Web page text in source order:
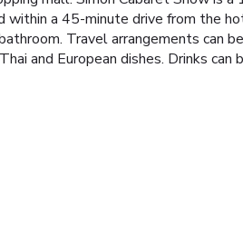
within a 45-minute drive from the
Travel arrangements can
and European dishes. Drinks can